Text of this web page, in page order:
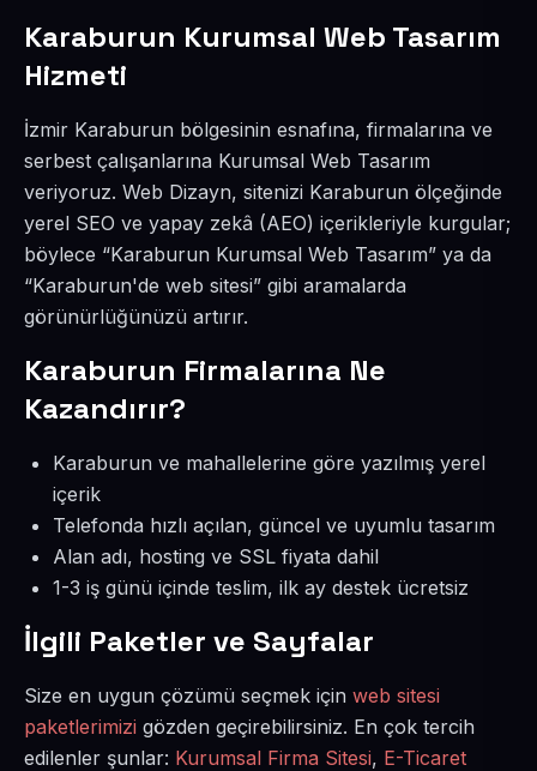
Karaburun Kurumsal Web Tasarım
Hizmeti
İzmir Karaburun bölgesinin esnafına, firmalarına ve
serbest çalışanlarına Kurumsal Web Tasarım
veriyoruz. Web Dizayn, sitenizi Karaburun ölçeğinde
yerel SEO ve yapay zekâ (AEO) içerikleriyle kurgular;
böylece “Karaburun Kurumsal Web Tasarım” ya da
“Karaburun'de web sitesi” gibi aramalarda
görünürlüğünüzü artırır.
Karaburun Firmalarına Ne
Kazandırır?
Karaburun ve mahallelerine göre yazılmış yerel
içerik
Telefonda hızlı açılan, güncel ve uyumlu tasarım
Alan adı, hosting ve SSL fiyata dahil
1-3 iş günü içinde teslim, ilk ay destek ücretsiz
İlgili Paketler ve Sayfalar
Size en uygun çözümü seçmek için web sitesi
paketlerimizi gözden geçirebilirsiniz. En çok tercih
edilenler şunlar: Kurumsal Firma Sitesi, E-Ticaret